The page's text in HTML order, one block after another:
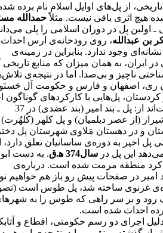
از پل‌های اوایل اسلام نام برده
هیچ اثری باقی نیست. مثلاًحمدالله
ـ اولین پل در دوران اسلامی را پلی
بن عبدالله، روی رودخانه‌ی ارس احداث
وجود ندارد. بنابراین در زمینه‌ی
ایران، به همان میزان که منابع تاریخی
ناچیز و بی‌صدا. اما در نتیجه‌ی
ری، اصفهان و فارس و حکومت آل
پل‌هایی با کارکردهای گوناگون
گردید که اهمّ آن‌ها عبارت‌اند از: پل ـ بند امیر (بند عضدی) در 37
(از عصر دیلمیان) و پل کلهر (کَلهُرت)
و در دهستان مَلاوی شهرستان پل
اخیر به دوره‌ی ساسانیان تعلق دارد،
این پل در سال374 ﻫ.ق
. به دست
کرد منطقه مرمت شده است. درباره‌ی
امیر در صفحات پیش رو باز هم خواهیم
غزنوی ساخته شد، پل طوس است
رود و بر سر راهی که طوس را به
احداث شده است.
اجرای دو رسم حکومتی، اقطاع و